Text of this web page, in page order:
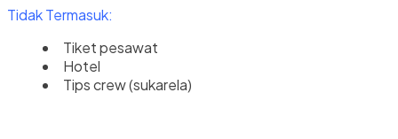
Tidak Termasuk:
Tiket pesawat
Hotel
Tips crew (sukarela)